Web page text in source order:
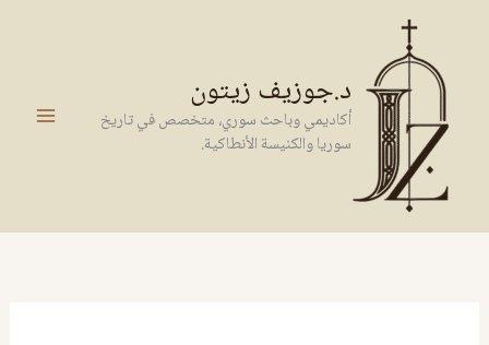
المحتوى
د.جوزيف زيتون
أكاديمي وباحث سوري، متخصص في تاريخ
سوريا والكنيسة الأنطاكية.